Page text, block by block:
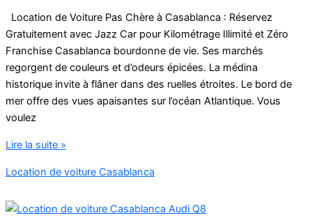
Location de Voiture Pas Chère à Casablanca : Réservez
Gratuitement avec Jazz Car pour Kilométrage Illimité et Zéro
Franchise Casablanca bourdonne de vie. Ses marchés
regorgent de couleurs et d’odeurs épicées. La médina
historique invite à flâner dans des ruelles étroites. Le bord de
mer offre des vues apaisantes sur l’océan Atlantique. Vous
voulez
Location
Voiture
Chère
Lire la suite »
Location de voiture Casablanca